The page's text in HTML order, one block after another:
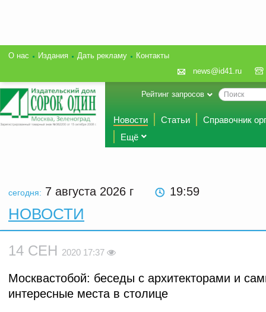
О нас Издания Дать рекламу
Контакты
news@id41.ru
Рейтинг запросов
Новости Статьи
Справочник
Ещё
сегодня: 7 августа 2026 г 19:59
НОВОСТИ
14 СЕН 2020 17:37
Москвастобой: беседы с архитекторами и
интересные места в столице